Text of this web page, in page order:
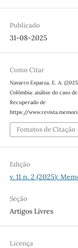
Publicado
31-08-2025
Como Citar
Navarro Esparza, E. A.
Colômbia: análise do caso
Recuperado de
https://
Fomatos de Citação
Edição
v. 11 n. 2 (2025):
Seção
Artigos Livres
Licença